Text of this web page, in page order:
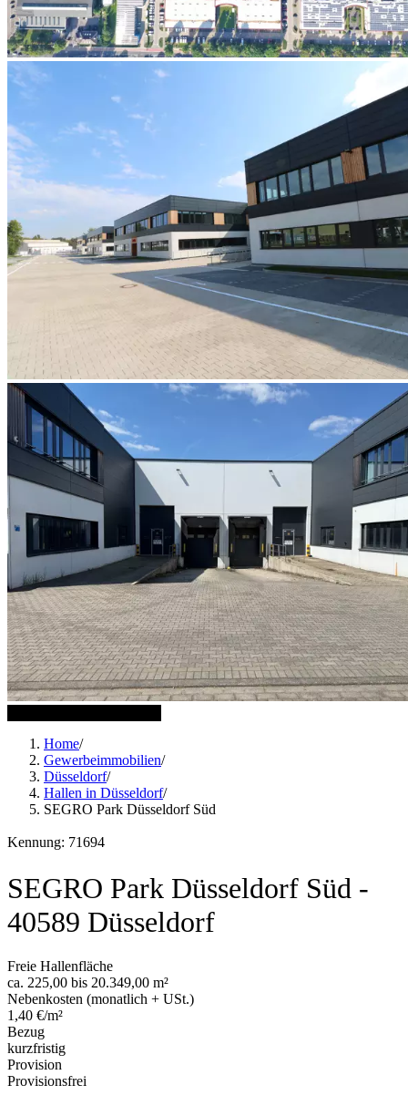
Home/
Gewerbeimmobilien/
Düsseldorf/
Hallen in Düsseldorf/
SEGRO Park Düsseldorf Süd
Kennung: 71694
SEGRO Park Düsseldorf Süd -
40589 Düsseldorf
Freie Hallenfläche
ca. 225,00 bis 20.349,00 m²
Nebenkosten (monatlich + USt.)
1,40 €/m²
Bezug
kurzfristig
Provision
Provisionsfrei